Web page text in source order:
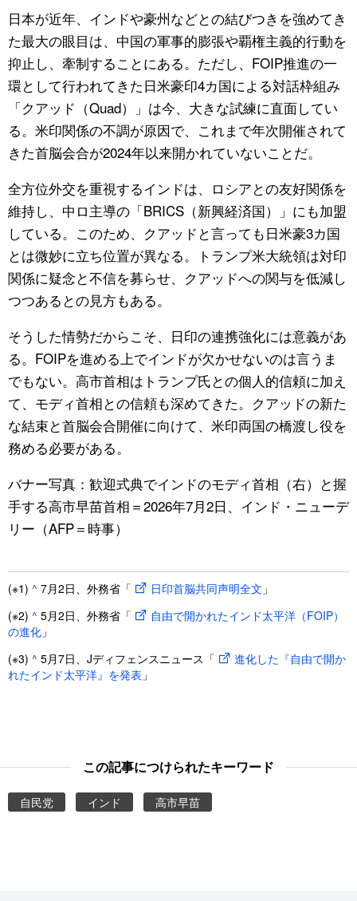
日本が近年、インドや豪州などとの結びつきを強めてき
た最大の眼目は、中国の軍事的膨張や覇権主義的行動を
抑止し、牽制することにある。ただし、FOIP推進の一
環として行われてきた日米豪印4カ国による対話枠組み
「クアッド（Quad）」は今、大きな試練に直面してい
る。米印関係の不調が原因で、これまで年次開催されて
きた首脳会合が2024年以来開かれていないことだ。
全方位外交を重視するインドは、ロシアとの友好関係を
維持し、中ロ主導の「BRICS（新興経済国）」にも加盟
している。このため、クアッドと言っても日米豪3カ国
とは微妙に立ち位置が異なる。トランプ米大統領は対印
関係に疑念と不信を募らせ、クアッドへの関与を低減し
つつあるとの見方もある。
そうした情勢だからこそ、日印の連携強化には意義があ
る。FOIPを進める上でインドが欠かせないのは言うま
でもない。高市首相はトランプ氏との個人的信頼に加え
て、モディ首相との信頼も深めてきた。クアッドの新た
な結束と首脳会合開催に向けて、米印両国の橋渡し役を
務める必要がある。
バナー写真：歓迎式典でインドのモディ首相（右）と握
手する高市早苗首相＝2026年7月2日、インド・ニューデ
リー（AFP＝時事）
(※1) ^ 7月2日、外務省「 日印首脳共同声明全文 」
(※2) ^ 5月2日、外務省「
自由で開かれたインド太平洋（FOIP）
の進化」
(※3) ^ 5月7日、Jディフェンスニュース「
進化した『自由で開か
れたインド太平洋』を発表」
この記事につけられたキーワード
自民党 インド 高市早苗